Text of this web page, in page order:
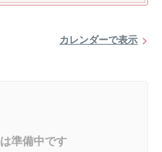
カレンダーで表示
準備中です